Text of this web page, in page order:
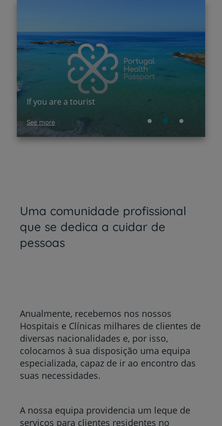
If you are a tourist
See more
Uma comunidade profissional
que se dedica a cuidar de
pessoas
Anualmente, recebemos nos nossos
Hospitais e Clínicas milhares de clientes de
diversas nacionalidades e, por isso,
colocamos à sua disposição uma equipa
especializada, capaz de ir ao encontro das
suas necessidades.
A nossa equipa providencia um leque de
serviços para clientes residentes no